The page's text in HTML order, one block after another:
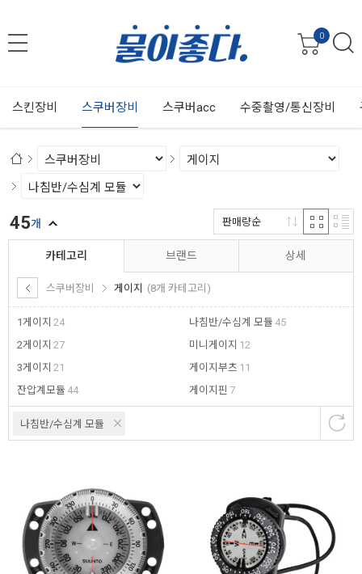
0
스킨장비 스쿠버장비 스쿠버acc 수중촬영/통신장비
카테고리
스쿠버장비 게이지 (8개 카테고리)
1게이지 24
2게이지 27
3게이지 21
잔압계모듈 44
나침반/수심계 모듈 45
미니게이지 12
게이지부츠 11
게이지핀 7
브랜드 상세
나침반/수심계 모듈
45개 판매량순